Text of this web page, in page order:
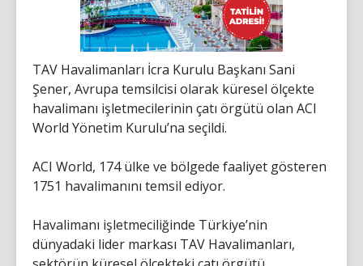
TAV Havalimanları İcra Kurulu Başkanı Sani
Şener, Avrupa temsilcisi olarak küresel ölçekte
havalimanı işletmecilerinin çatı örgütü olan ACI
World Yönetim Kurulu’na seçildi.
ACI World, 174 ülke ve bölgede faaliyet gösteren
1751 havalimanını temsil ediyor.
Havalimanı işletmeciliğinde Türkiye’nin
dünyadaki lider markası TAV Havalimanları,